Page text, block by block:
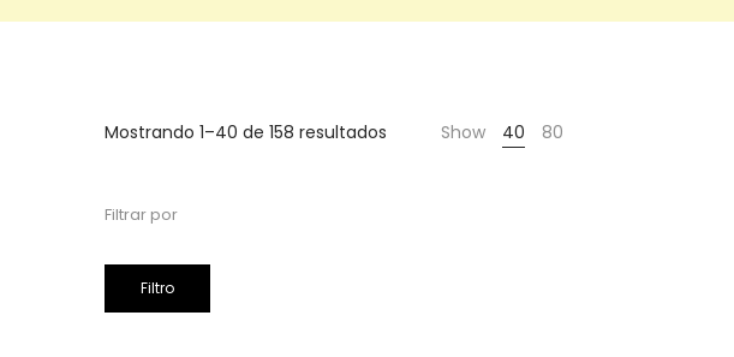
Mostrando 1–40 de 158 resultados Show 40 80
Filtrar por
Filtro